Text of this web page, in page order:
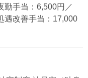
勤手当：6,500円／
遇改善手当：17,000